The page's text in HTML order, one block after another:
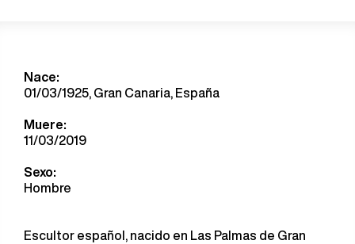
Nace:
01/03/1925, Gran Canaria, España
Muere:
11/03/2019
Sexo:
Hombre
Escultor español, nacido en Las Palmas de Gran